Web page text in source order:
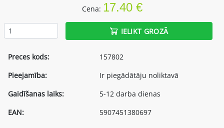
Cena: 17.40 €
IELIKT GROZĀ
Preces kods:
157802
Pieejamība:
Ir piegādātāju noliktavā
Gaidīšanas laiks:
5-12 darba dienas
EAN:
5907451380697